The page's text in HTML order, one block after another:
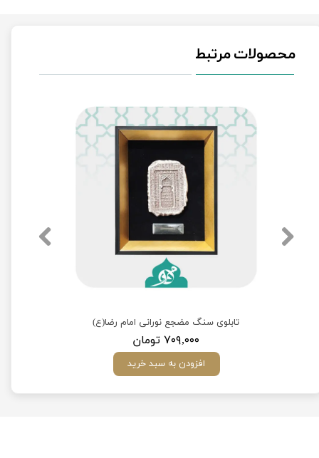
محصولات مرتبط
تابلوی سنگ مضجع نورانی امام رضا(ع)
۷۰۹,۰۰۰ تومان
افزودن به سبد خرید